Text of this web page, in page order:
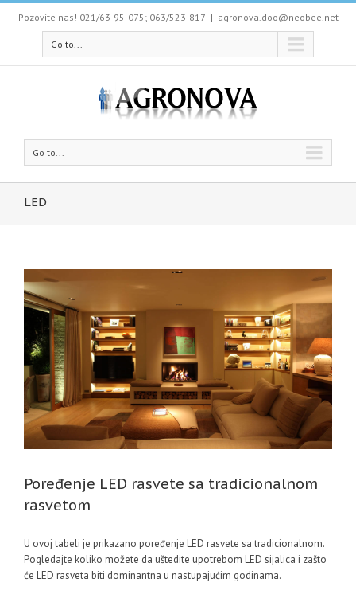
Pozovite nas! 021/63-95-075; 063/523-817 | agronova.doo@neobee.net
Go to...
Go to...
LED
Poređenje LED rasvete sa tradicionalnom
rasvetom
U ovoj tabeli je prikazano poređenje LED rasvete sa tradicionalnom.
Pogledajte koliko možete da uštedite upotrebom LED sijalica i zašto
će LED rasveta biti dominantna u nastupajućim godinama.